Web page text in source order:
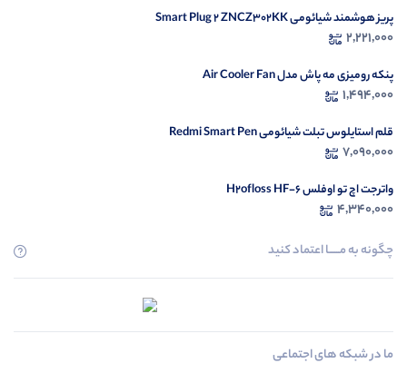
پریز هوشمند شیائومی Smart Plug 2 ZNCZ302KK
2,221,000
پنکه رومیزی مه پاش مدل Air Cooler Fan
1,494,000
قلم استایلوس تبلت شیائومی Redmi Smart Pen
7,090,000
واترجت اچ تو اوفلس H2ofloss HF-6
4,340,000
چگونه به مــــــا اعتماد کنید
ما در شبکه های اجتماعی